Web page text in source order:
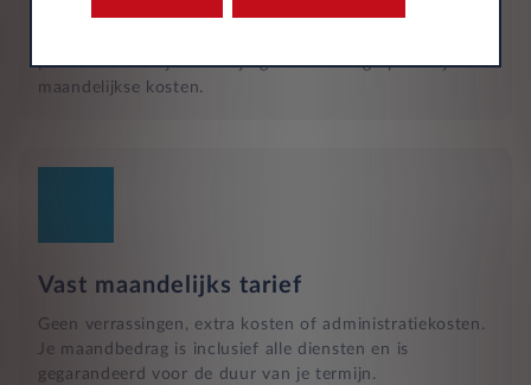
problemen met je auto zijn gewoon inbegrepen in je
maandelijkse kosten.
Vast maandelijks tarief
Geen verrassingen, extra kosten of administratiekosten.
Je maandbedrag is inclusief alle diensten en is
gegarandeerd voor de duur van je termijn.